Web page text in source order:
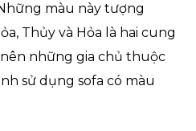
màu này tượng
Thủy và Hỏa là hai cung
những gia chủ thuộc
sử dụng sofa có màu